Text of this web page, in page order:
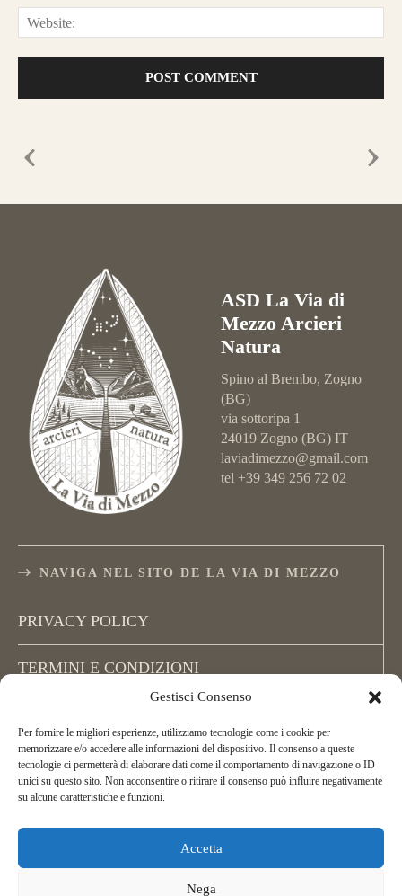
Gestisci Consenso
Per fornire le migliori esperienze, utilizziamo tecnologie come i cookie per
memorizzare e/o accedere alle informazioni del dispositivo. Il consenso a queste
tecnologie ci permetterà di elaborare dati come il comportamento di navigazione o ID
unici su questo sito. Non acconsentire o ritirare il consenso può influire negativamente
su alcune caratteristiche e funzioni.
Accetta
Nega
ASD La Via di
Mezzo Arcieri
Natura
Spino al Brembo, Zogno
(BG)
via sottoripa 1
24019 Zogno (BG) IT
laviadimezzo@gmail.com
tel +39 349 256 72 02
NAVIGA NEL SITO DE LA VIA DI MEZZO
PRIVACY POLICY
TERMINI E CONDIZIONI
Copyright La Via di Mezzo, All Rights Reserved.